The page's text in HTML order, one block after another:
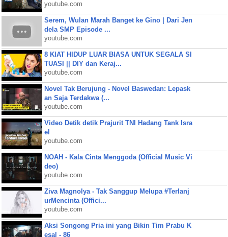
youtube.com
Serem, Wulan Marah Banget ke Gino | Dari Jen
dela SMP Episode ...
youtube.com
8 KIAT HIDUP LUAR BIASA UNTUK SEGALA SI
TUASI || DIY dan Keraj...
youtube.com
Novel Tak Berujung - Novel Baswedan: Lepask
an Saja Terdakwa (...
youtube.com
Video Detik detik Prajurit TNI Hadang Tank Isra
el
youtube.com
NOAH - Kala Cinta Menggoda (Official Music Vi
deo)
youtube.com
Ziva Magnolya - Tak Sanggup Melupa #Terlanj
urMencinta (Offici...
youtube.com
Aksi Songong Pria ini yang Bikin Tim Prabu K
esal - 86